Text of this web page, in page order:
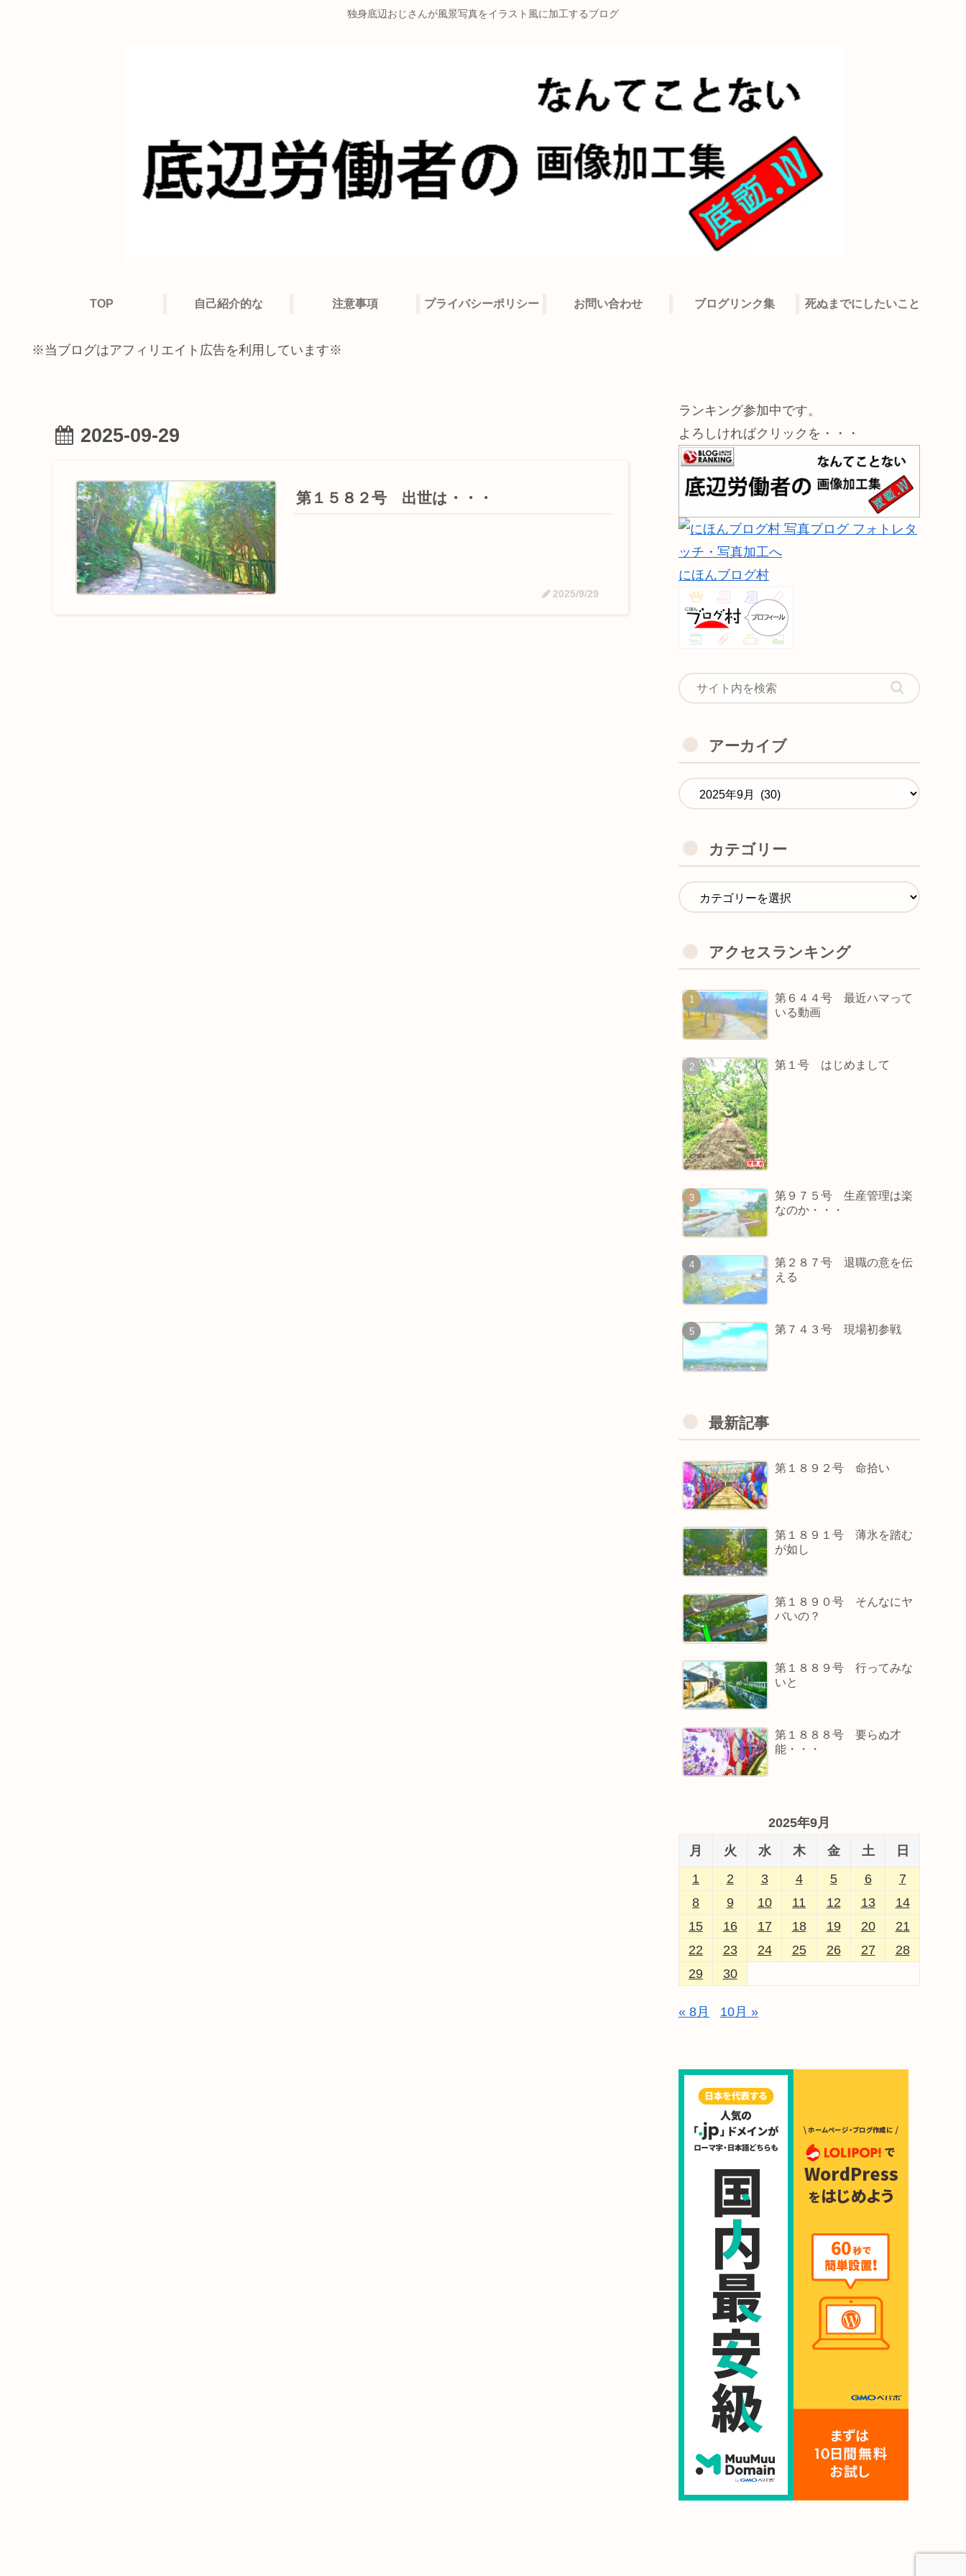
独身底辺おじさんが風景写真をイラスト風に加工するブログ
TOP 自己紹介的な 注意事項 プライバシーポリシー お問い合わせ ブログリンク集 死ぬまでにしたいこと
※当ブログはアフィリエイト広告を利用しています※
2025-09-29
第１５８２号 出世は・・・
2025/9/29
ランキング参加中です。
よろしければクリックを・・・
にほんブログ村
アーカイブ
カテゴリー
アクセスランキング
第６４４号 最近ハマって
いる動画
第１号 はじめまして
第９７５号 生産管理は楽
なのか・・・
第２８７号 退職の意を伝
える
第７４３号 現場初参戦
最新記事
第１８９２号 命拾い
第１８９１号 薄氷を踏む
が如し
第１８９０号 そんなにヤ
バいの？
第１８８９号 行ってみな
いと
第１８８８号 要らぬ才
能・・・
2025年9月
月
火 水 木 金 土
日
1
2 3 4 5 6
7
8
9 10 11 12 13
14
15
16 17 18 19 20
21
22
23 24 25 26 27
28
29
30
« 8月 10月 »